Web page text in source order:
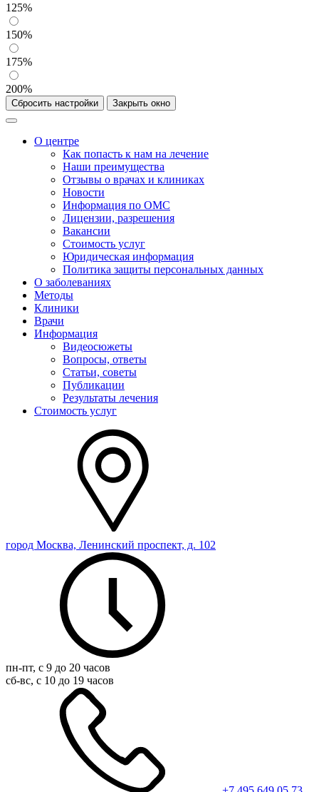
125%
150%
175%
200%
Сбросить настройки Закрыть окно
О центре
Как попасть к нам на лечение
Наши преимущества
Отзывы о врачах и клиниках
Новости
Информация по ОМС
Лицензии, разрешения
Вакансии
Стоимость услуг
Юридическая информация
Политика защиты персональных данных
О заболеваниях
Методы
Клиники
Врачи
Информация
Видеосюжеты
Вопросы, ответы
Статьи, советы
Публикации
Результаты лечения
Стоимость услуг
город Москва, Ленинский проспект, д. 102
пн-пт, с 9 до 20 часов
сб-вс, с 10 до 19 часов